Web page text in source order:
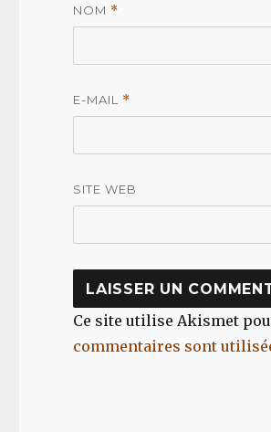
NOM *
E-MAIL *
SITE WEB
Ce site utilise Akismet
commentaires sont